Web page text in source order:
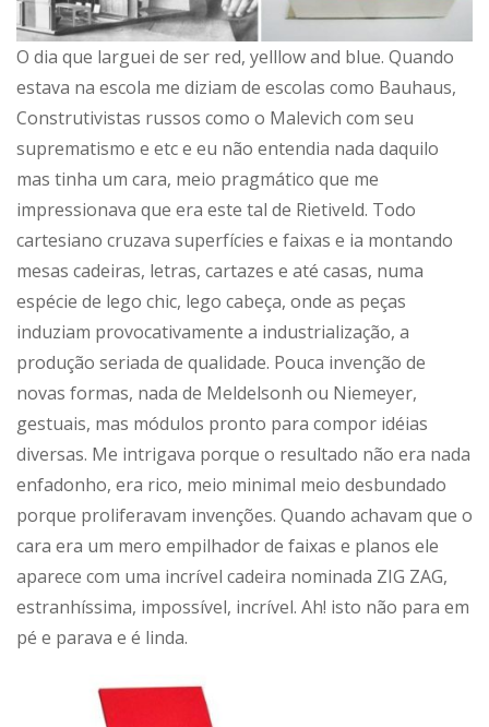
O dia que larguei de ser red, yelllow and blue. Quando
estava na escola me diziam de escolas como Bauhaus,
Construtivistas russos como o Malevich com seu
suprematismo e etc e eu não entendia nada daquilo
mas tinha um cara, meio pragmático que me
impressionava que era este tal de Rietiveld. Todo
cartesiano cruzava superfícies e faixas e ia montando
mesas cadeiras, letras, cartazes e até casas, numa
espécie de lego chic, lego cabeça, onde as peças
induziam provocativamente a industrialização, a
produção seriada de qualidade. Pouca invenção de
novas formas, nada de Meldelsonh ou Niemeyer,
gestuais, mas módulos pronto para compor idéias
diversas. Me intrigava porque o resultado não era nada
enfadonho, era rico, meio minimal meio desbundado
porque proliferavam invenções. Quando achavam que o
cara era um mero empilhador de faixas e planos ele
aparece com uma incrível cadeira nominada ZIG ZAG,
estranhíssima, impossível, incrível. Ah! isto não para em
pé e parava e é linda.